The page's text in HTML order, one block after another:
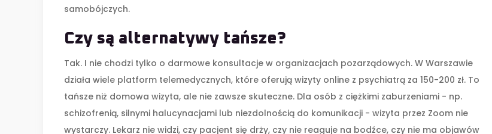
samobójczych.
Czy są alternatywy tańsze?
Tak. I nie chodzi tylko o darmowe konsultacje w organizacjach pozarządowych. W Warszawie
działa wiele platform telemedycznych, które oferują wizyty online z psychiatrą za 150-200 zł. To
tańsze niż domowa wizyta, ale nie zawsze skuteczne. Dla osób z ciężkimi zaburzeniami - np.
schizofrenią, silnymi halucynacjami lub niezdolnością do komunikacji - wizyta przez Zoom nie
wystarczy. Lekarz nie widzi, czy pacjent się drży, czy nie reaguje na bodźce, czy nie ma objawów